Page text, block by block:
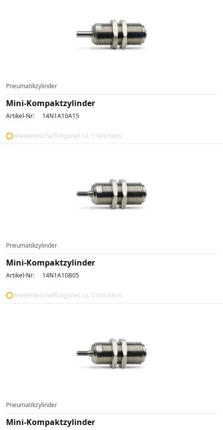
Pneumatikzylinder
Mini-Kompaktzylinder
Artikel-Nr: 14N1A10A15
Wiederbeschaffungszeit ca. 5 Woche(n)
Pneumatikzylinder
Mini-Kompaktzylinder
Artikel-Nr: 14N1A10B05
Wiederbeschaffungszeit ca. 5 Woche(n)
Pneumatikzylinder
Mini-Kompaktzylinder